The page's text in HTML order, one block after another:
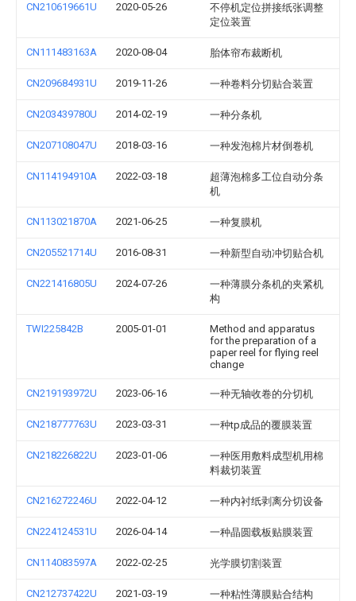
CN210619661U 2020-05-26
不停机定位拼接纸张调整
定位装置
CN111483163A 2020-08-04 胎体帘布裁断机
CN209684931U 2019-11-26 一种卷料分切贴合装置
CN203439780U 2014-02-19 一种分条机
CN207108047U 2018-03-16 一种发泡棉片材倒卷机
CN114194910A 2022-03-18
超薄泡棉多工位自动分条
机
CN113021870A 2021-06-25 一种复膜机
CN205521714U 2016-08-31 一种新型自动冲切贴合机
CN221416805U 2024-07-26
一种薄膜分条机的夹紧机
构
TWI225842B 2005-01-01
Method and apparatus
for the preparation of a
paper reel for flying reel
change
CN219193972U 2023-06-16 一种无轴收卷的分切机
CN218777763U 2023-03-31 一种tp成品的覆膜装置
CN218226822U 2023-01-06
一种医用敷料成型机用棉
料裁切装置
CN216272246U 2022-04-12 一种内衬纸剥离分切设备
CN224124531U 2026-04-14 一种晶圆载板贴膜装置
CN114083597A 2022-02-25 光学膜切割装置
CN212737422U 2021-03-19 一种粘性薄膜贴合结构